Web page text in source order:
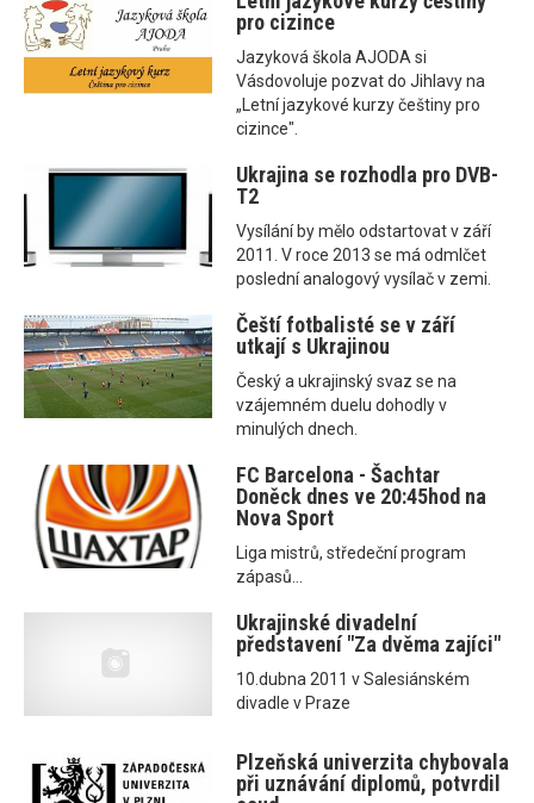
pro cizince
Jazyková škola AJODA si
Vásdovoluje pozvat do Jihlavy na
„Letní jazykové kurzy češtiny pro
cizince".
Ukrajina se rozhodla pro DVB-
T2
Vysílání by mělo odstartovat v září
2011. V roce 2013 se má odmlčet
poslední analogový vysílač v zemi.
Čeští fotbalisté se v září
utkají s Ukrajinou
Český a ukrajinský svaz se na
vzájemném duelu dohodly v
minulých dnech.
FC Barcelona - Šachtar
Doněck dnes ve 20:45hod na
Nova Sport
Liga mistrů, středeční program
zápasů...
Ukrajinské divadelní
představení "Za dvěma zajíci"
10.dubna 2011 v Salesiánském
divadle v Praze
Plzeňská univerzita chybovala
při uznávání diplomů, potvrdil